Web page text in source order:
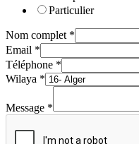
Particulier
Nom complet *
Email *
Téléphone *
Wilaya *
Message *